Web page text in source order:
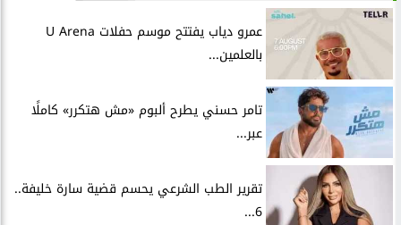
عمرو دياب يفتتح موسم حفلات U Arena
بالعلمين...
تامر حسني يطرح ألبوم «مش هتكرر» كاملًا
عبر...
تقرير الطب الشرعي يحسم قضية سارة خليفة..
6...